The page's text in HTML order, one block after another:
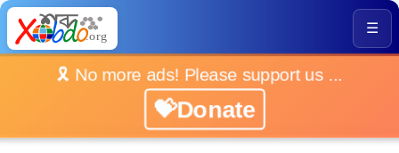
☰
🎗️ No more ads! Please support us ...
💝Donate